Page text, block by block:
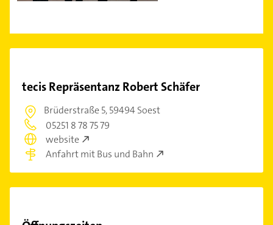
tecis Repräsentanz Robert Schäfer
Brüderstraße 5,59494 Soest
05251 8 78 75 79
website
Anfahrt mit Bus und Bahn